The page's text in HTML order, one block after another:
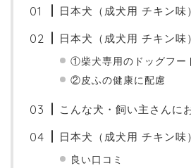
日本犬（成犬用 チキン味
日本犬（成犬用 チキン味
①柴犬専用のドッグフー
②皮ふの健康に配慮
こんな犬・飼い主さんに
日本犬（成犬用 チキン味
良い口コミ